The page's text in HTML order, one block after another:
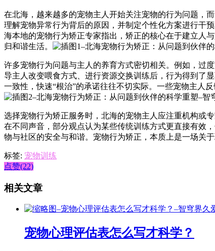
在北海，越来越多的宠物主人开始关注宠物的行为问题，
理解宠物异常行为背后的原因，并制定个性化方案进行干
海本地的宠物行为矫正专家指出，矫正的核心在于建立人
归和谐生活。
许多宠物行为问题与主人的养育方式密切相关。例如，过
导主人改变喂食方式、进行资源交换训练后，行为得到了
一致性，快速“根治”的承诺往往不切实际。一些宠物主人
选择宠物行为矫正服务时，北海的宠物主人应注重机构或
在不同声音，部分观点认为某些传统训练方式更直接有效
物与社区的安全与和谐。宠物行为矫正，本质上是一场关于
标签: 宠物训练
点赞(22)
相关文章
宠物心理评估表怎么写才科学？